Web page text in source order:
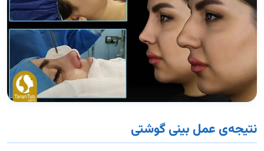
نتیجه‌ی عمل بینی گوشتی